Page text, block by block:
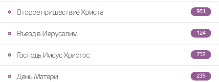
951
Второе пришествие Христа
124
Въезд в Иерусалим
732
Господь Иисус Христос
235
День Матери